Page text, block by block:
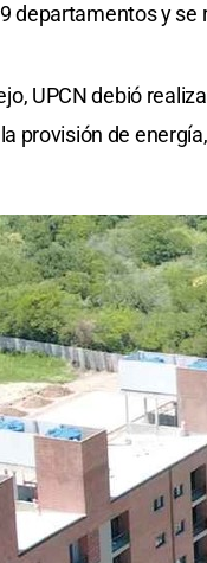
departamentos y se
UPCN debió
provisión de